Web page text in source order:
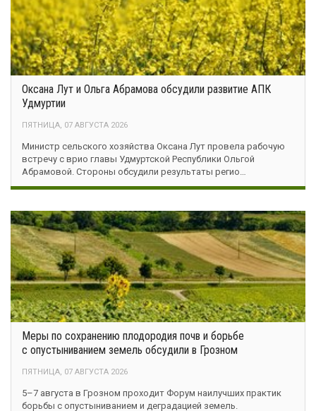
Оксана Лут и Ольга Абрамова обсудили развитие АПК
Удмуртии
ПЯТНИЦА, 07 АВГУСТА 2026
Министр сельского хозяйства Оксана Лут провела рабочую
встречу с врио главы Удмуртской Республики Ольгой
Абрамовой. Стороны обсудили результаты регио…
Меры по сохранению плодородия почв и борьбе
с опустыниванием земель обсудили в Грозном
ПЯТНИЦА, 07 АВГУСТА 2026
5–7 августа в Грозном проходит Форум наилучших практик
борьбы с опустыниванием и деградацией земель.